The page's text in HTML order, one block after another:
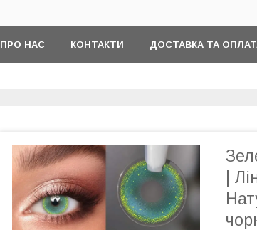
ПРО НАС КОНТАКТИ ДОСТАВКА ТА
|